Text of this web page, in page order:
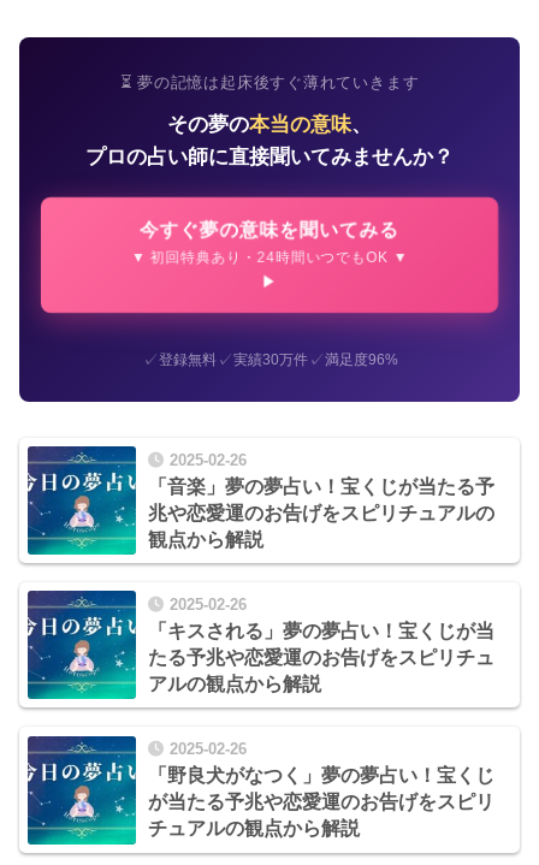
⏳ 夢の記憶は起床後すぐ薄れていきます
その夢の本当の意味、
プロの占い師に直接聞いてみませんか？
今すぐ夢の意味を聞いてみる
▼ 初回特典あり・24時間いつでもOK ▼
✓登録無料✓実績30万件✓満足度96%
2025-02-26
「音楽」夢の夢占い！宝くじが当たる予
兆や恋愛運のお告げをスピリチュアルの
観点から解説
2025-02-26
「キスされる」夢の夢占い！宝くじが当
たる予兆や恋愛運のお告げをスピリチュ
アルの観点から解説
2025-02-26
「野良犬がなつく」夢の夢占い！宝くじ
が当たる予兆や恋愛運のお告げをスピリ
チュアルの観点から解説